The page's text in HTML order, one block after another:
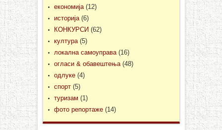
економија(12)
историја(6)
КОНКУРСИ (62)
култура(5)
локална самоуправа(16)
огласи & обавештења(48)
одлуке(4)
спорт(5)
туризам (1)
фото репортаже(14)